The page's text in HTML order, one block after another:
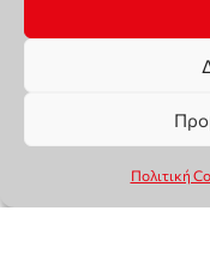
Πολιτική